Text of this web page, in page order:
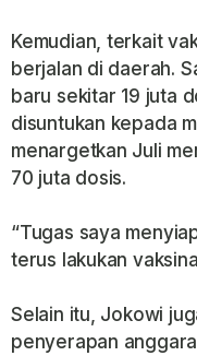
Kemudian, terkait
berjalan di daerah.
baru sekitar 19 juta
disuntukan kepada
menargetkan Juli
70 juta dosis.
“Tugas saya
terus lakukan
Selain itu, Jokowi
penyerapan